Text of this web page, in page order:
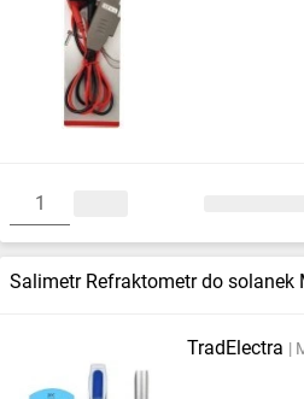
Salimetr Refraktometr do solanek
TradElectra